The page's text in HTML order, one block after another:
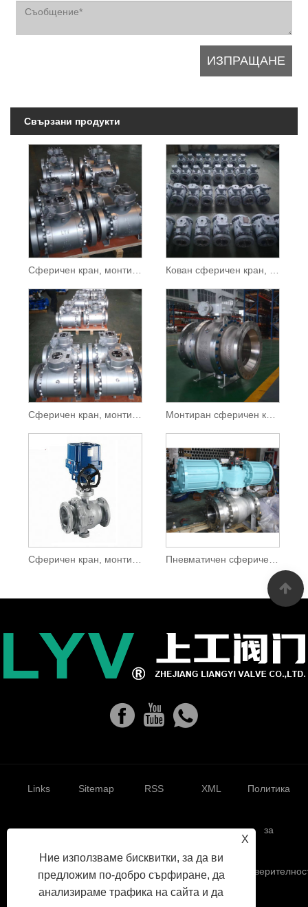
Свързани продукти
Сферичен кран, монтиран на двоен блок и обезвъздушаване Кован сферичен кран, монтиран на палец
X
Ние използваме бисквитки, за да ви
предложим по-добро сърфиране, да
анализираме трафика на сайта и да
Links Sitemap RSS XML Политика
за